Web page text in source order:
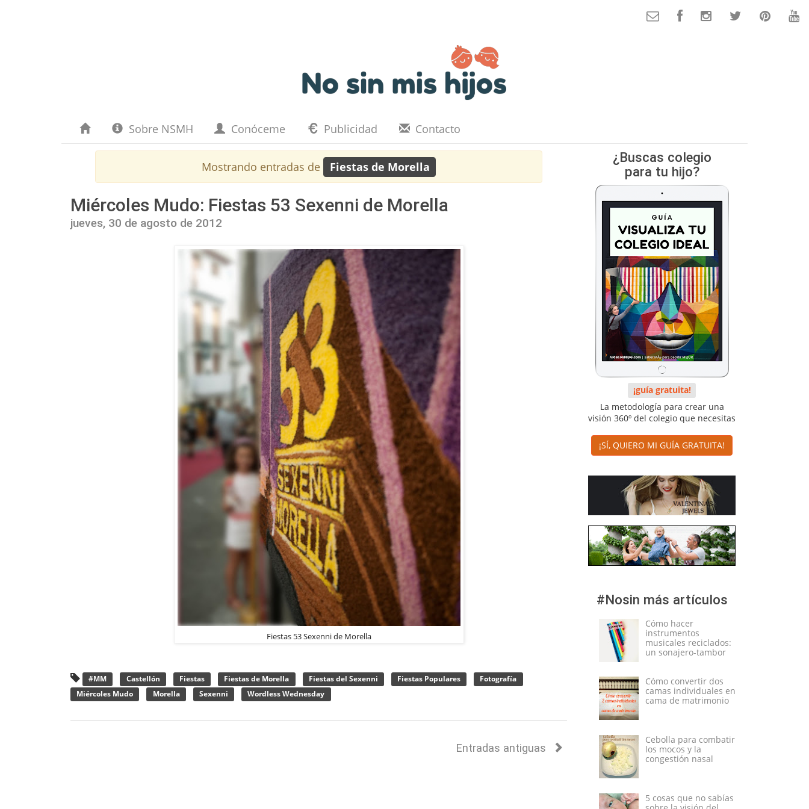
Sobre NSMH Conóceme Publicidad Contacto
Mostrando entradas de Fiestas de Morella
Miércoles Mudo: Fiestas 53 Sexenni de Morella
jueves, 30 de agosto de 2012
Fiestas 53 Sexenni de Morella
#MM Castellón Fiestas Fiestas de Morella Fiestas del Sexenni Fiestas Populares
Fotografía
Miércoles Mudo
Morella Sexenni Wordless Wednesday
Entradas antiguas
¿Buscas colegio
para tu hijo?
¡guía gratuita!
La metodología para crear una
visión 360º del colegio que necesitas
¡SÍ, QUIERO MI GUÍA GRATUITA!
#Nosin más artículos
Cómo hacer
instrumentos
musicales reciclados:
un sonajero-tambor
Cómo convertir dos
camas individuales en
cama de matrimonio
Cebolla para combatir
los mocos y la
congestión nasal
5 cosas que no sabías